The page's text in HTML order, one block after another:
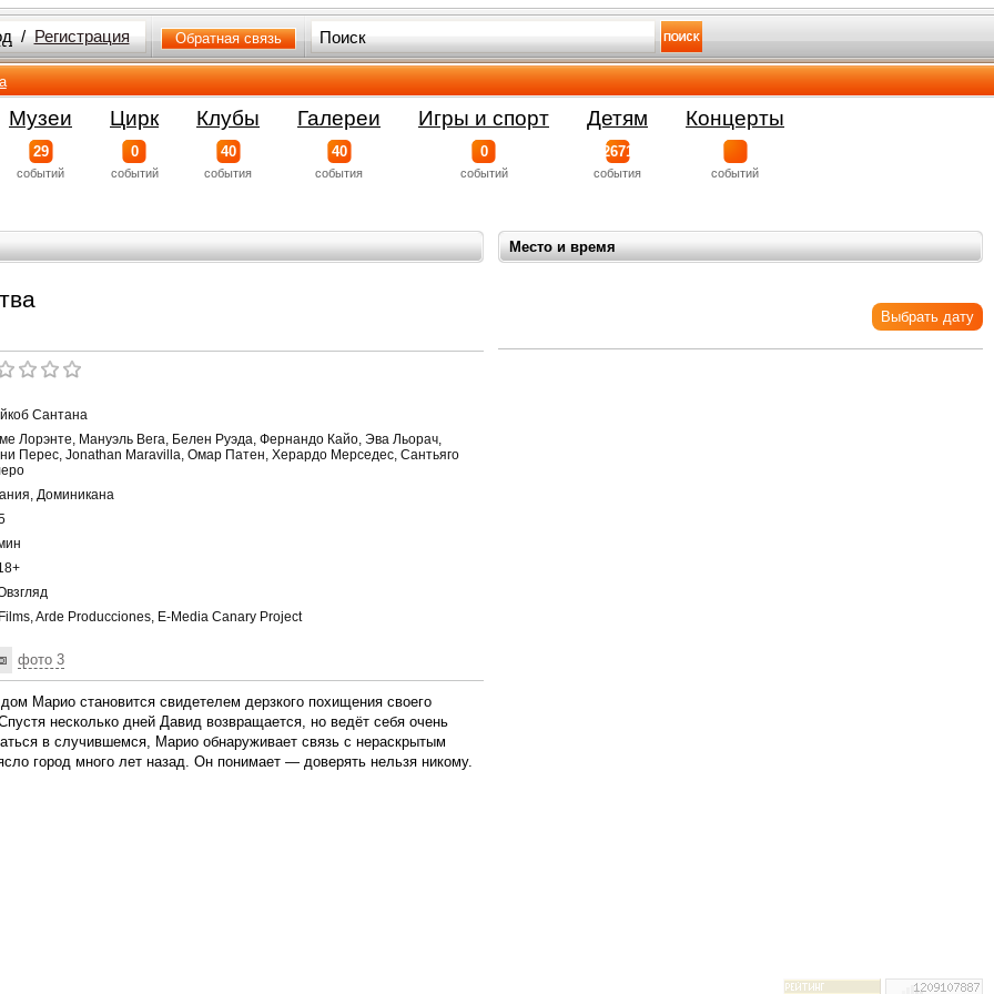
/ Регистрация Обратная связь
Музеи
29
событий
Цирк
0
событий
Клубы
40
события
Галереи
40
события
Игры и спорт
0
событий
Детям
2671
события
Концерты
событий
Место и время
Выбрать дату
Сантана
Лорэнте, Мануэль Вега, Белен Руэда, Фернандо Кайо, Эва Льорач,
Перес, Jonathan Maravilla, Омар Патен, Херардо Мерседес, Сантьяго
Доминикана
Arde Producciones, E-Media Canary Project
фото 3
Марио становится свидетелем дерзкого похищения своего
несколько дней Давид возвращается, но ведёт себя очень
в случившемся, Марио обнаруживает связь с нераскрытым
город много лет назад. Он понимает — доверять нельзя никому.